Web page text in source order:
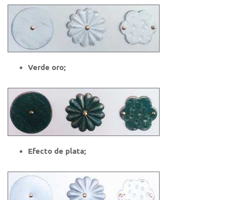
Verde oro;
Efecto de plata;